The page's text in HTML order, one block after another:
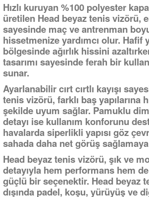
Hızlı kuruyan %100 polyester
üretilen Head beyaz tenis vizörü,
sayesinde maç ve antrenman
hissetmenize yardımcı olur. Hafif
bölgesinde ağırlık hissini
tasarımı sayesinde ferah bir
sunar.
Ayarlanabilir cırt cırtlı kayışı
tenis vizörü, farklı baş yapılarına
şekilde uyum sağlar. Pamuklu
detayı ise kullanım konforunu
havalarda siperlikli yapısı göz
sahada daha net görüş sağlamaya
Head beyaz tenis vizörü, şık ve
detayıyla hem performans hem
güçlü bir seçenektir. Head beyaz
dışında padel, koşu, yürüyüş ve